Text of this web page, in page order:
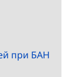
при БАН